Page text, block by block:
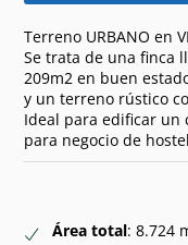
Terreno URBANO en
Se trata de una finca
209m2 en buen
y un terreno rústico
Ideal para edificar un
para negocio de
Área total: 8.724